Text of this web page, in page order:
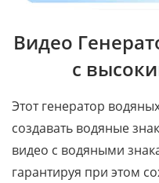
Видео
с
Этот генератор
создавать водяные
видео с водяными
гарантируя при этом